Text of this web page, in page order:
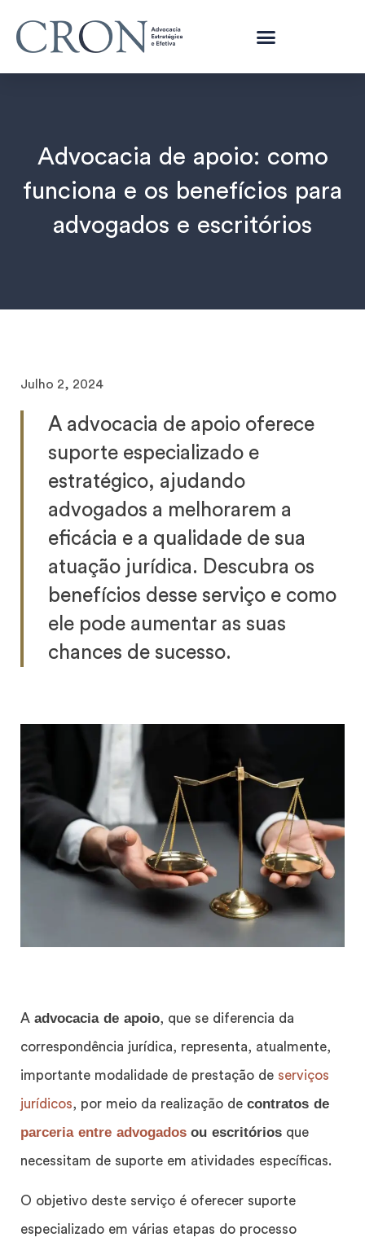
Advocacia de apoio: como
funciona e os benefícios para
advogados e escritórios
Julho 2, 2024
A advocacia de apoio oferece
suporte especializado e
estratégico, ajudando
advogados a melhorarem a
eficácia e a qualidade de sua
atuação jurídica. Descubra os
benefícios desse serviço e como
ele pode aumentar as suas
chances de sucesso.
A advocacia de apoio, que se diferencia da
correspondência jurídica, representa, atualmente,
importante modalidade de prestação de serviços
jurídicos, por meio da realização de contratos de
parceria entre advogados ou escritórios que
necessitam de suporte em atividades específicas.
O objetivo deste serviço é oferecer suporte
especializado em várias etapas do processo